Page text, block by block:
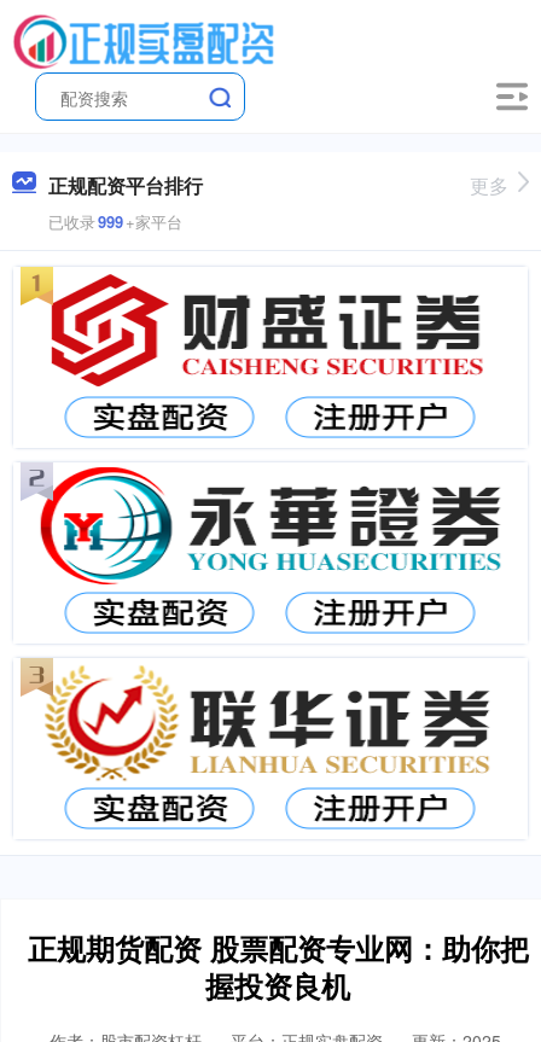
正规配资平台排行
已收录999+家平台
更多
正规期货配资 股票配资专业网：助你把
握投资良机